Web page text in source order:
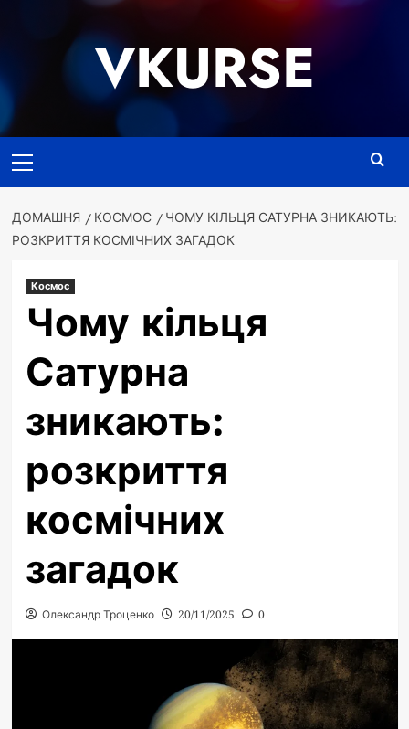
VKURSE
меню
ДОМАШНЯ КОСМОС
ЧОМУ КІЛЬЦЯ САТУРНА ЗНИКАЮТЬ:
РОЗКРИТТЯ КОСМІЧНИХ ЗАГАДОК
Космос
Чому кільця
Сатурна
зникають:
розкриття
космічних
загадок
Олександр Троценко 20/11/2025 0